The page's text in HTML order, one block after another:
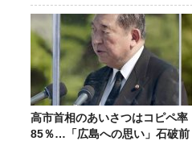
高市首相のあいさつはコピペ率
85％…「広島への思い」石破前